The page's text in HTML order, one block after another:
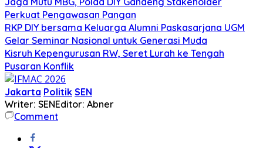
Perkuat Pengawasan Pangan
RKP DIY bersama Keluarga Alumni Paskasarjana UGM
Gelar Seminar Nasional untuk Generasi Muda
Kisruh Kepengurusan RW, Seret Lurah ke Tengah
Pusaran Konflik
Jakarta Politik SEN
Writer: SENEditor: Abner
Comment